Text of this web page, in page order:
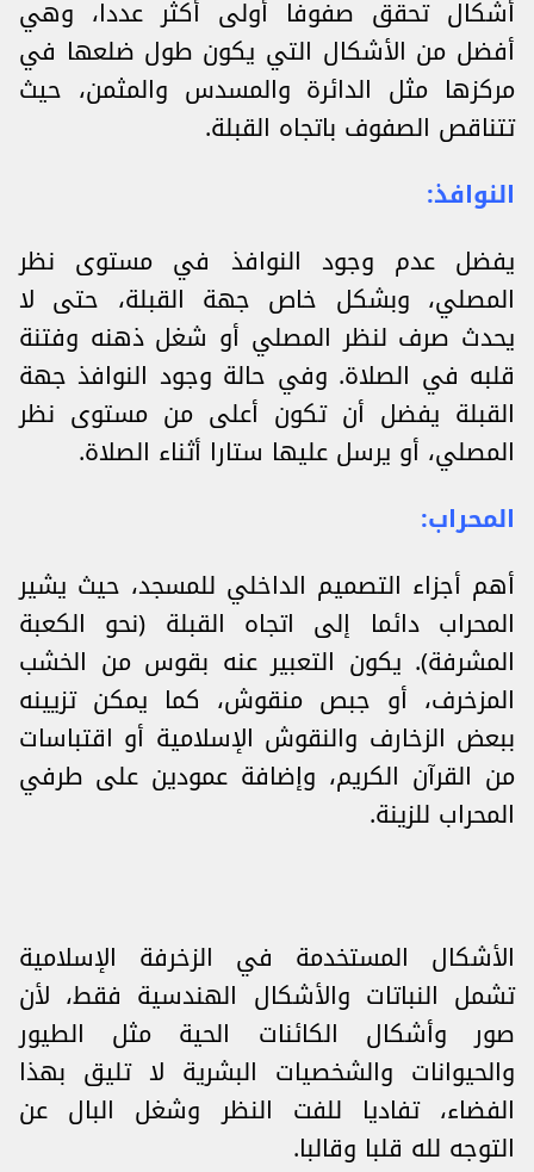
أشكال تحقق صفوفا أولى أكثر عددا، وهي
أفضل من الأشكال التي يكون طول ضلعها في
مركزها مثل الدائرة والمسدس والمثمن، حيث
تتناقص الصفوف باتجاه القبلة.
النوافذ:
يفضل عدم وجود النوافذ في مستوى نظر
المصلي، وبشكل خاص جهة القبلة، حتى لا
يحدث صرف لنظر المصلي أو شغل ذهنه وفتنة
قلبه في الصلاة. وفي حالة وجود النوافذ جهة
القبلة يفضل أن تكون أعلى من مستوى نظر
المصلي، أو يرسل عليها ستارا أثناء الصلاة.
المحراب:
أهم أجزاء التصميم الداخلي للمسجد، حيث يشير
المحراب دائما إلى اتجاه القبلة (نحو الكعبة
المشرفة). يكون التعبير عنه بقوس من الخشب
المزخرف، أو جبص منقوش، كما يمكن تزيينه
ببعض الزخارف والنقوش الإسلامية أو اقتباسات
من القرآن الكريم، وإضافة عمودين على طرفي
المحراب للزينة.
الأشكال المستخدمة في الزخرفة الإسلامية
تشمل النباتات والأشكال الهندسية فقط، لأن
صور وأشكال الكائنات الحية مثل الطيور
والحيوانات والشخصيات البشرية لا تليق بهذا
الفضاء، تفاديا للفت النظر وشغل البال عن
التوجه لله قلبا وقالبا.